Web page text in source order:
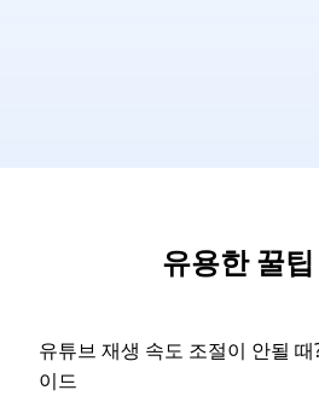
유용한 꿀
유튜브 재생 속도 조절이 안될
이드